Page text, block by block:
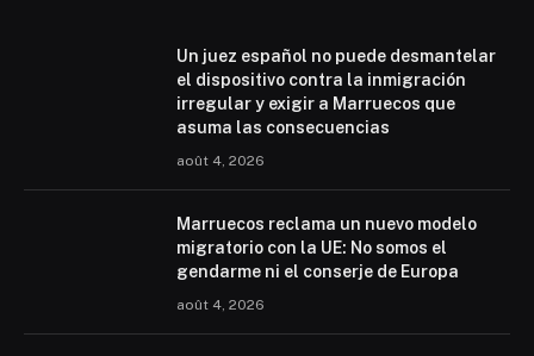
Un juez español no puede desmantelar
el dispositivo contra la inmigración
irregular y exigir a Marruecos que
asuma las consecuencias
août 4, 2026
Marruecos reclama un nuevo modelo
migratorio con la UE: No somos el
gendarme ni el conserje de Europa
août 4, 2026